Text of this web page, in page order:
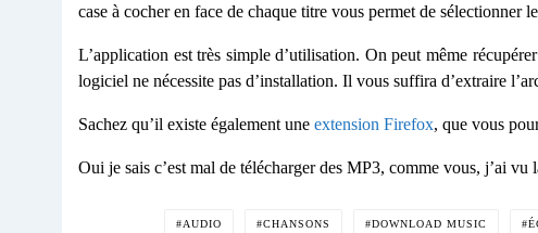
case à cocher en face de chaque titre vous permet de sélectionner
L’application est très simple d’utilisation. On peut même
logiciel ne nécessite pas d’installation. Il vous suffira d’extraire
Sachez qu’il existe également une extension Firefox, que vous
Oui je sais c’est mal de télécharger des MP3, comme vous, j’ai
AUDIO CHANSONS DOWNLOAD MUSIC